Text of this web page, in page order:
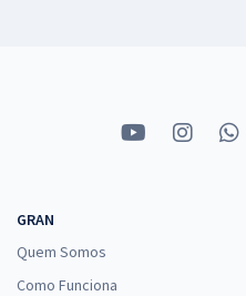
GRAN
Quem Somos
Como Funciona